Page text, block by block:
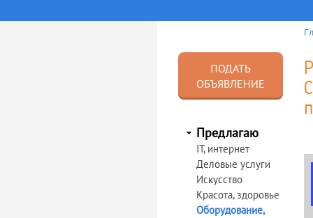
Услуги
ПОДАТЬ
ОБЪЯВЛЕНИЕ
Предлагаю
IT, интернет
Деловые услуги
Искусство
Красота, здоровье
Оборудование,